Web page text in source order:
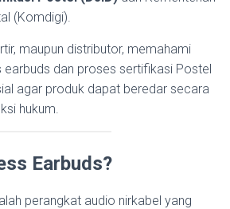
(Komdigi).
maupun distributor, memahami
earbuds dan proses sertifikasi Postel
agar produk dapat beredar secara
hukum.
Earbuds?
perangkat audio nirkabel yang